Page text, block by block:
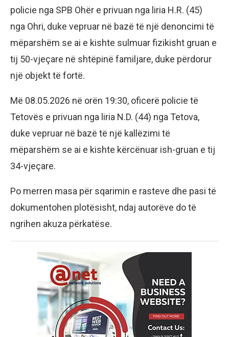
policie nga SPB Ohër e privuan nga liria H.R. (45)
nga Ohri, duke vepruar në bazë të një denoncimi të
mëparshëm se ai e kishte sulmuar fizikisht gruan e
tij 50-vjeçare në shtëpinë familjare, duke përdorur
një objekt të fortë.
Më 08.05.2026 në orën 19:30, oficerë policie të
Tetovës e privuan nga liria N.D. (44) nga Tetova,
duke vepruar në bazë të një kallëzimi të
mëparshëm se ai e kishte kërcënuar ish-gruan e tij
34-vjeçare.
Po merren masa për sqarimin e rasteve dhe pasi të
dokumentohen plotësisht, ndaj autorëve do të
ngrihen akuza përkatëse.